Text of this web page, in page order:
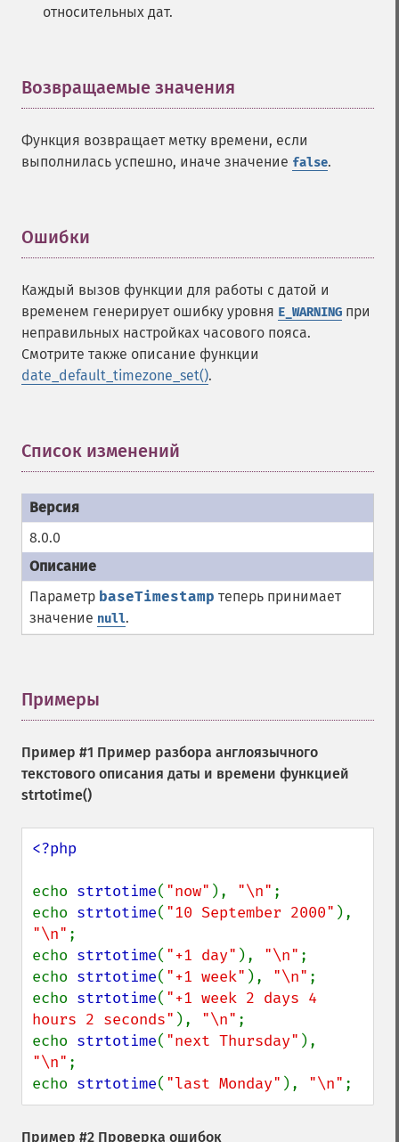
относительных дат.
Возвращаемые значения
Функция возвращает метку времени, если
выполнилась успешно, иначе значение false.
Ошибки
Каждый вызов функции для работы с датой и
временем генерирует ошибку уровня E_WARNING при
неправильных настройках часового пояса.
Смотрите также описание функции
date_default_timezone_set().
Список изменений
8.0.0
Параметр baseTimestamp теперь принимает
значение null.
Примеры
Пример #1 Пример разбора англоязычного
текстового описания даты и времени функцией
strtotime()
<?php
echo strtotime( "now" ), "\n" ;
echo strtotime( "10 September 2000"
"\n" ;
echo strtotime( "+1 day" ), "\n" ;
echo strtotime( "+1 week" ), "\n" ;
echo strtotime( "+1 week 2 days 4
hours 2 seconds" ), "\n" ;
echo strtotime( "next Thursday"
"\n" ;
echo strtotime( "last Monday" ), "\n" ;
Пример #2 Проверка ошибок